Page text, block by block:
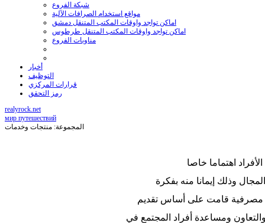
شبكة الفروع
مواقع استخدام الصرافات الآلية
اماكن تواجد واوقات المكتب المتنقل دمشق
اماكن تواجد واوقات المكتب المتنقل طرطوس
مناوبات الفروع
أخبار
التوظيف
قرارات المركزي
رمز التحقق
realyrock.net
мир путешествий
المجموعة: منتجات وخدمات
اهتماما خاصا
وذلك إيمانا منه بفكرة
مصرفية قامت على أساس تقديم
والتعاون ومساعدة أفراد المجتمع في